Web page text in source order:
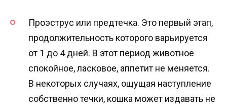
Проэструс или предтечка. Это первый этап,
продолжительность которого варьируется
от 1 до 4 дней. В этот период животное
спокойное, ласковое, аппетит не меняется.
В некоторых случаях, ощущая наступление
собственно течки, кошка может издавать не